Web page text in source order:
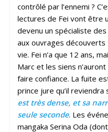
contrôlé par l’ennemi ?
lectures de Fei vont être
devenu un spécialiste
aux ouvrages
vie. Fei n’a que 12 ans,
Marc et les siens
faire confiance. La fuite
prince jure qu’il reviendra
est très dense, et sa
seule seconde. Les
mangaka Serina Oda